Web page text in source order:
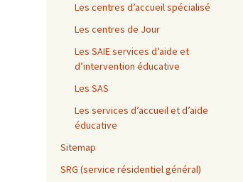
Les centres d’accueil spécialisé
Les centres de Jour
Les SAIE services d’aide et
d’intervention éducative
Les SAS
Les services d’accueil et d’aide
éducative
Sitemap
SRG (service résidentiel général)